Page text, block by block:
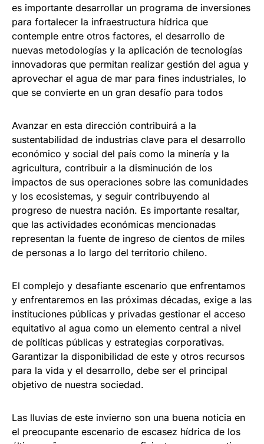
es importante desarrollar un programa de inversiones
para fortalecer la infraestructura hídrica que
contemple entre otros factores, el desarrollo de
nuevas metodologías y la aplicación de tecnologías
innovadoras que permitan realizar gestión del agua y
aprovechar el agua de mar para fines industriales, lo
que se convierte en un gran desafío para todos
Avanzar en esta dirección contribuirá a la
sustentabilidad de industrias clave para el desarrollo
económico y social del país como la minería y la
agricultura, contribuir a la disminución de los
impactos de sus operaciones sobre las comunidades
y los ecosistemas, y seguir contribuyendo al
progreso de nuestra nación. Es importante resaltar,
que las actividades económicas mencionadas
representan la fuente de ingreso de cientos de miles
de personas a lo largo del territorio chileno.
El complejo y desafiante escenario que enfrentamos
y enfrentaremos en las próximas décadas, exige a las
instituciones públicas y privadas gestionar el acceso
equitativo al agua como un elemento central a nivel
de políticas públicas y estrategias corporativas.
Garantizar la disponibilidad de este y otros recursos
para la vida y el desarrollo, debe ser el principal
objetivo de nuestra sociedad.
Las lluvias de este invierno son una buena noticia en
el preocupante escenario de escasez hídrica de los